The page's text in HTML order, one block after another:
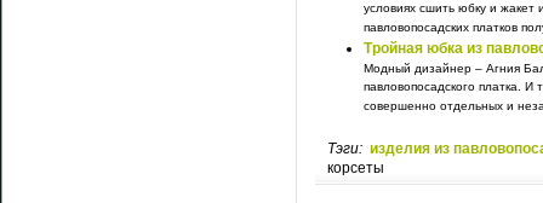
условиях сшить юбку и жакет
павловопосадских платков
Тройная юбка из
Модный дизайнер – Агния
павловопосадского платка.
совершенно отдельных и
Тэги: изделия из
корсеты